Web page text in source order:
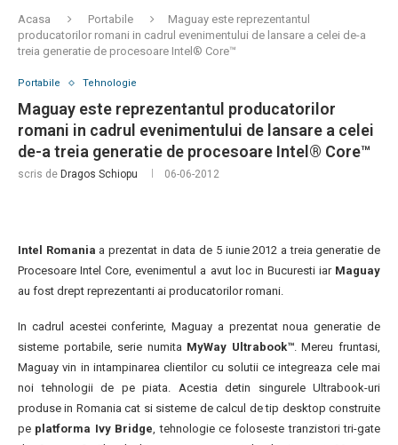
Acasa Portabile
Maguay este reprezentantul
producatorilor romani in cadrul evenimentului de lansare a celei de-a
treia generatie de procesoare Intel® Core™
Portabile Tehnologie
Maguay este reprezentantul producatorilor
romani in cadrul evenimentului de lansare a celei
de-a treia generatie de procesoare Intel® Core™
scris de Dragos Schiopu 06-06-2012
Intel Romania a prezentat in data de 5 iunie 2012 a treia generatie de
Procesoare Intel Core, evenimentul a avut loc in Bucuresti iar Maguay
au fost drept reprezentanti ai producatorilor romani.
In cadrul acestei conferinte, Maguay a prezentat noua generatie de
sisteme portabile, serie numita MyWay Ultrabook™. Mereu fruntasi,
Maguay vin in intampinarea clientilor cu solutii ce integreaza cele mai
noi tehnologii de pe piata. Acestia detin singurele Ultrabook-uri
produse in Romania cat si sisteme de calcul de tip desktop construite
pe platforma Ivy Bridge, tehnologie ce foloseste tranzistori tri-gate